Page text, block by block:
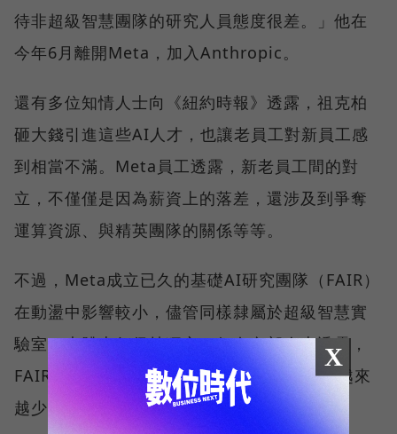
待非超級智慧團隊的研究人員態度很差。」他在
今年6月離開Meta，加入Anthropic。
還有多位知情人士向《紐約時報》透露，祖克柏
砸大錢引進這些AI人才，也讓老員工對新員工感
到相當不滿。Meta員工透露，新老員工間的對
立，不僅僅是因為薪資上的落差，還涉及到爭奪
運算資源、與精英團隊的關係等等。
不過，Meta成立已久的基礎AI研究團隊（FAIR）
在動盪中影響較小，儘管同樣隸屬於超級智慧實
驗室，大體上仍保持獨立。但有內部人士透露，
FAIR正漸漸名存實亡，能分配到的運算資源越來
越少。
X